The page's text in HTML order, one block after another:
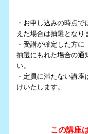
・お申し込みの時点
えた場合は抽選となり
・受講が確定した方に
抽選にもれた場合の通
い。
・定員に満たない講
けいたします。